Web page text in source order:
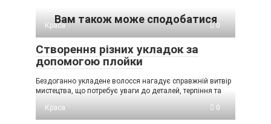
Вам також може сподобатися
Краса 0
Створення різних укладок за
допомогою плойки
Бездоганно укладене волосся нагадує справжній витвір
мистецтва, що потребує уваги до деталей, терпіння та
Краса
0